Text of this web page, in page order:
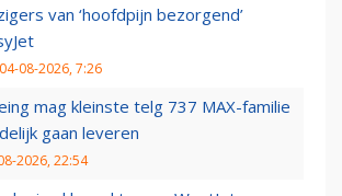
van ‘hoofdpijn bezorgend’
04-08-2026, 7:26
mag kleinste telg 737 MAX-familie
gaan leveren
2026, 22:54